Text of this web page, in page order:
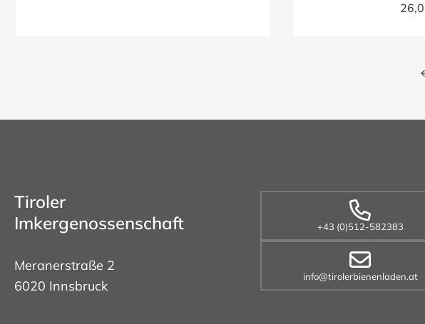
Tiroler
Imkergenossenschaft
Meranerstraße 2
6020 Innsbruck
+43 (0)512-582383
info@tirolerbienenladen.at